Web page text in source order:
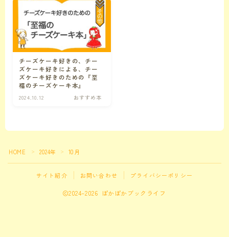
仕事の悩み 仕事の悩み
暮らしの悩み
時間術 時間の悩みに関連する記事
１フレーズ
ぽかぽかの種 本のこぼれ話、キャラクターたちの会話、その他ぽかぽかしたものを集めました。
チーズケーキ好きの、チー
ズケーキ好きによる、チー
ズケーキ好きのための『至
福のチーズケーキ本』
2024.10.12 おすすめ本
HOME ＞ 2024年 ＞ 10月
サイト紹介 お問い合わせ プライバシーポリシー
2024–2026 ぽかぽかブックライフ